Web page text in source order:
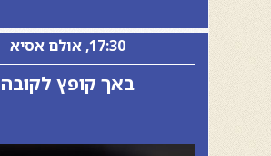
17:30, אולם אסיא
באך קופץ לקובה